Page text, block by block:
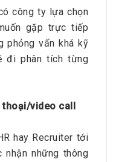
công ty lựa chọn
gặp trực tiếp
phỏng vấn khá kỹ
đi phân tích từng
thoại/video call
hay Recruiter tới
những thông